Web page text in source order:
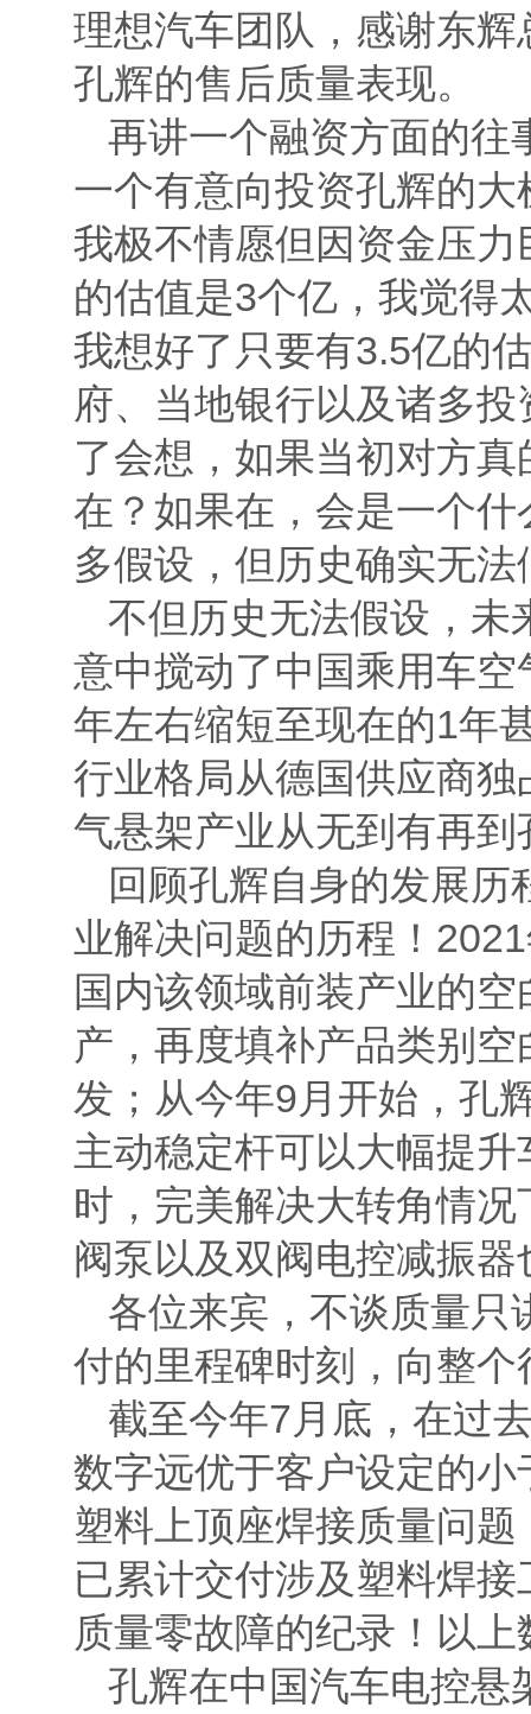
理想汽车团队，感谢东
孔辉的售后质量表现。
再讲一个融资方面的往
一个有意向投资孔辉的
我极不情愿但因资金压
的估值是3个亿，我觉得
我想好了只要有3.5亿的
府、当地银行以及诸多
了会想，如果当初对方
在？如果在，会是一个
多假设，但历史确实无法
不但历史无法假设，未
意中搅动了中国乘用车
年左右缩短至现在的1年
行业格局从德国供应商
气悬架产业从无到有再
回顾孔辉自身的发展
业解决问题的历程！
国内该领域前装产业的
产，再度填补产品类别
发；从今年9月开始，孔
主动稳定杆可以大幅提
时，完美解决大转角情
阀泵以及双阀电控减振
各位来宾，不谈质量只
付的里程碑时刻，向整
截至今年7月底，在过
数字远优于客户设定的
塑料上顶座焊接质量问
已累计交付涉及塑料焊
质量零故障的纪录！以
孔辉在中国汽车电控悬